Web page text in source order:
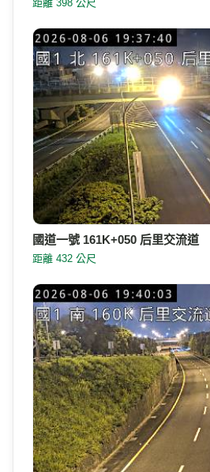
距離 398 公尺
國道一號 161K+050 后里交流道
距離 432 公尺